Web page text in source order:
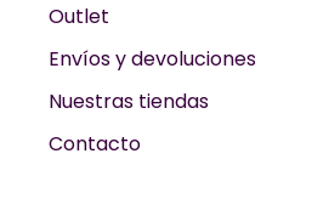
Outlet
Envíos y devoluciones
Nuestras tiendas
Contacto